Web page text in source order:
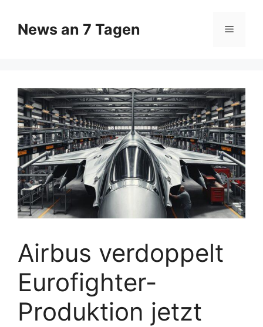
Inhalt
springen
News an 7 Tagen Menü
Airbus verdoppelt
Eurofighter-
Produktion jetzt